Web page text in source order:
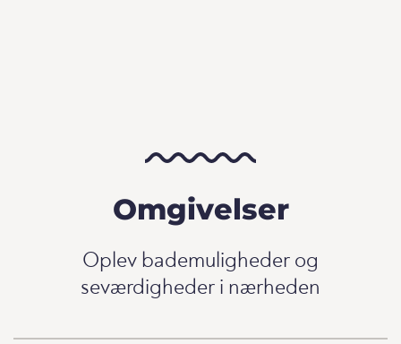
Omgivelser
Oplev bademuligheder og
seværdigheder i nærheden